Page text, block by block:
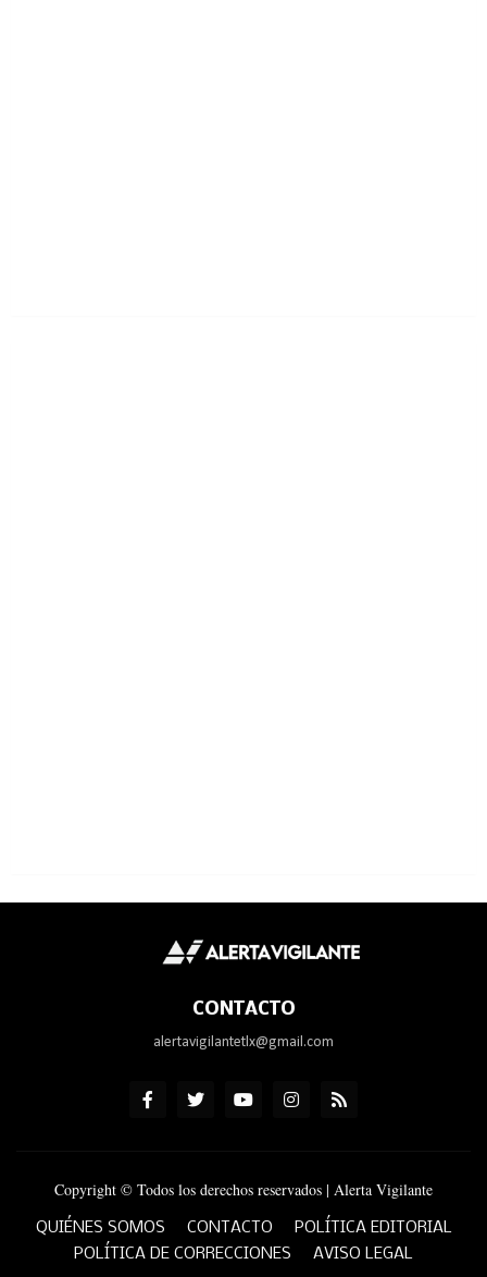
CONTACTO
alertavigilantetlx@gmail.com
Copyright © Todos los derechos reservados | Alerta Vigilante
QUIÉNES SOMOS CONTACTO
POLÍTICA EDITORIAL
POLÍTICA DE CORRECCIONES
AVISO LEGAL